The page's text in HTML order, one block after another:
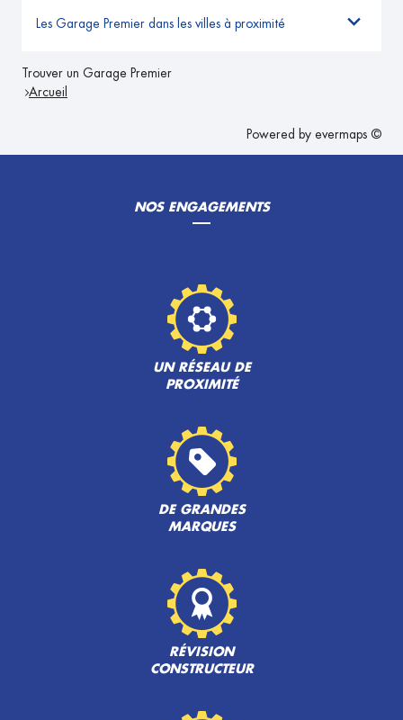
Les Garage Premier dans les villes à proximité
Trouver un Garage Premier
Arcueil
Powered by evermaps ©
NOS ENGAGEMENTS
UN RÉSEAU DE
PROXIMITÉ
DE GRANDES
MARQUES
RÉVISION
CONSTRUCTEUR